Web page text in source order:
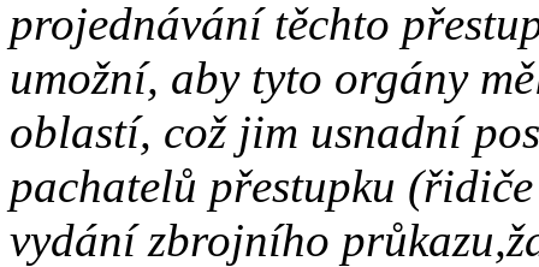
projednávání těchto
umožní, aby tyto orgány
oblastí, což jim usnadní
pachatelů přestupku
vydání zbrojního